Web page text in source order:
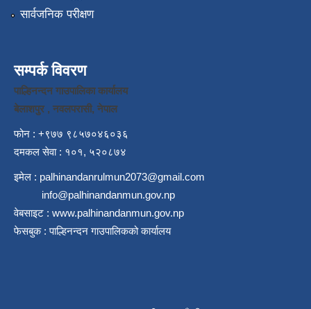
सार्वजनिक परीक्षण
सम्पर्क विवरण
पाल्हिनन्दन गाउपालिका कार्यालय
बेलाशपुर , नवलपरासी, नेपाल
फोन : +९७७ ९८५७०४६०३६
दमकल सेवा : १०१, ५२०८७४
इमेल : palhinandanrulmun2073@gmail.com
info@palhinandanmun.gov.np
वेबसाइट : www.palhinandanmun.gov.np
फेसबुक :पाल्हिनन्दन गाउपालिकको कार्यालय